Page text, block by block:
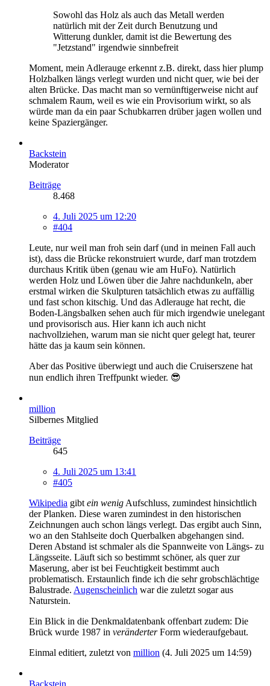
Sowohl das Holz als auch das Metall werden
natürlich mit der Zeit durch Benutzung und
Witterung dunkler, damit ist die Bewertung des
"Jetzstand" irgendwie sinnbefreit
Moment, mein Adlerauge erkennt z.B. direkt, dass hier plump
Holzbalken längs verlegt wurden und nicht quer, wie bei der
alten Brücke. Das macht man so vernünftigerweise nicht auf
schmalem Raum, weil es wie ein Provisorium wirkt, so als
würde man da ein paar Schubkarren drüber jagen wollen und
keine Spaziergänger.
Backstein
Moderator
Beiträge
8.468
4. Juli 2025 um 12:20
#404
Leute, nur weil man froh sein darf (und in meinen Fall auch
ist), dass die Brücke rekonstruiert wurde, darf man trotzdem
durchaus Kritik üben (genau wie am HuFo). Natürlich
werden Holz und Löwen über die Jahre nachdunkeln, aber
erstmal wirken die Skulpturen tatsächlich etwas zu auffällig
und fast schon kitschig. Und das Adlerauge hat recht, die
Boden-Längsbalken sehen auch für mich irgendwie unelegant
und provisorisch aus. Hier kann ich auch nicht
nachvollziehen, warum man sie nicht quer gelegt hat, teurer
hätte das ja kaum sein können.
Aber das Positive überwiegt und auch die Cruiserszene hat
nun endlich ihren Treffpunkt wieder. 😎
million
Silbernes Mitglied
Beiträge
645
4. Juli 2025 um 13:41
#405
Wikipedia gibt ein wenig Aufschluss, zumindest hinsichtlich
der Planken. Diese waren zumindest in den historischen
Zeichnungen auch schon längs verlegt. Das ergibt auch Sinn,
wo an den Stahlseite doch Querbalken abgehangen sind.
Deren Abstand ist schmaler als die Spannweite von Längs- zu
Längsseite. Läuft sich so bestimmt schöner, als quer zur
Maserung, aber ist bei Feuchtigkeit bestimmt auch
problematisch. Erstaunlich finde ich die sehr grobschlächtige
Balustrade. Augenscheinlich war die zuletzt sogar aus
Naturstein.
Ein Blick in die Denkmaldatenbank offenbart zudem: Die
Brück wurde 1987 in veränderterForm wiederaufgebaut.
Einmal editiert, zuletzt von million (4. Juli 2025 um 14:59)
Backstein